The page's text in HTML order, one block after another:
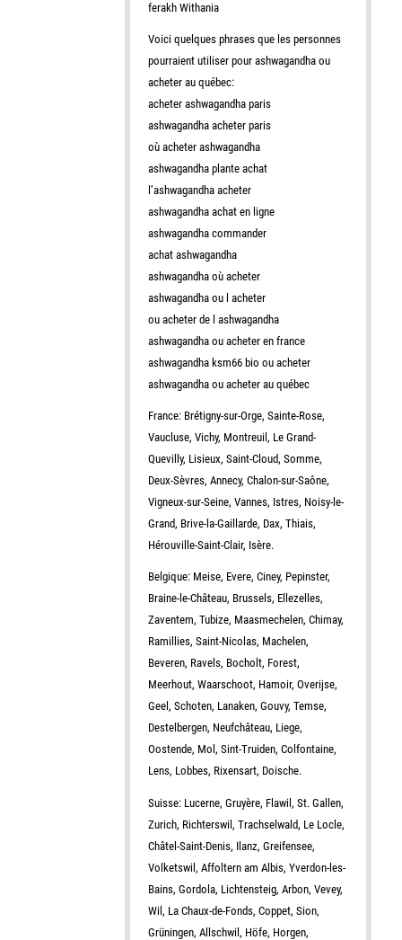
ferakh Withania
Voici quelques phrases que les personnes
pourraient utiliser pour ashwagandha ou
acheter au québec:
acheter ashwagandha paris
ashwagandha acheter paris
où acheter ashwagandha
ashwagandha plante achat
l’ashwagandha acheter
ashwagandha achat en ligne
ashwagandha commander
achat ashwagandha
ashwagandha où acheter
ashwagandha ou l acheter
ou acheter de l ashwagandha
ashwagandha ou acheter en france
ashwagandha ksm66 bio ou acheter
ashwagandha ou acheter au québec
France: Brétigny-sur-Orge, Sainte-Rose,
Vaucluse, Vichy, Montreuil, Le Grand-
Quevilly, Lisieux, Saint-Cloud, Somme,
Deux-Sèvres, Annecy, Chalon-sur-Saône,
Vigneux-sur-Seine, Vannes, Istres, Noisy-le-
Grand, Brive-la-Gaillarde, Dax, Thiais,
Hérouville-Saint-Clair, Isère.
Belgique: Meise, Evere, Ciney, Pepinster,
Braine-le-Château, Brussels, Ellezelles,
Zaventem, Tubize, Maasmechelen, Chimay,
Ramillies, Saint-Nicolas, Machelen,
Beveren, Ravels, Bocholt, Forest,
Meerhout, Waarschoot, Hamoir, Overijse,
Geel, Schoten, Lanaken, Gouvy, Temse,
Destelbergen, Neufchâteau, Liege,
Oostende, Mol, Sint-Truiden, Colfontaine,
Lens, Lobbes, Rixensart, Doische.
Suisse: Lucerne, Gruyère, Flawil, St. Gallen,
Zurich, Richterswil, Trachselwald, Le Locle,
Châtel-Saint-Denis, Ilanz, Greifensee,
Volketswil, Affoltern am Albis, Yverdon-les-
Bains, Gordola, Lichtensteig, Arbon, Vevey,
Wil, La Chaux-de-Fonds, Coppet, Sion,
Grüningen, Allschwil, Höfe, Horgen,